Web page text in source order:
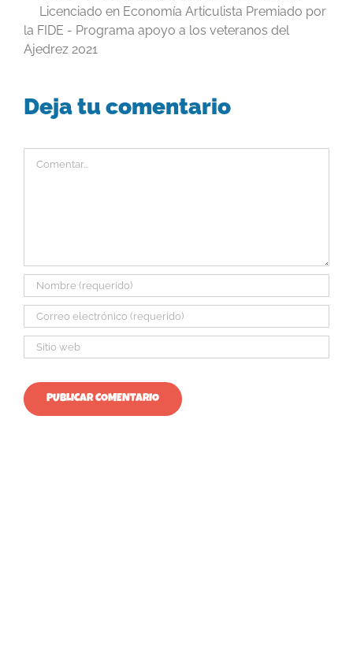
Licenciado en Economía Articulista Premiado por
la FIDE - Programa apoyo a los veteranos del
Ajedrez 2021
Deja tu comentario